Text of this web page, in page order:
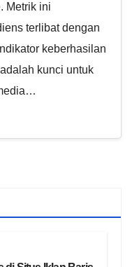
Metrik ini
terlibat dengan
keberhasilan
kunci untuk